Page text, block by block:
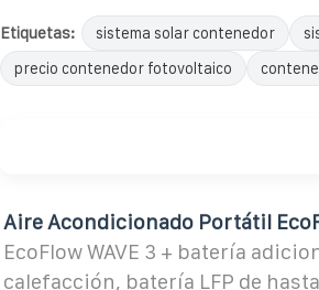
Etiquetas: sistema solar contenedor
precio contenedor fotovoltaico
Aire Acondicionado Portátil
EcoFlow WAVE 3 + batería
calefacción, batería LFP de